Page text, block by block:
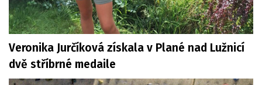
Veronika Jurčíková získala v Plané nad Lužnicí
dvě stříbrné medaile